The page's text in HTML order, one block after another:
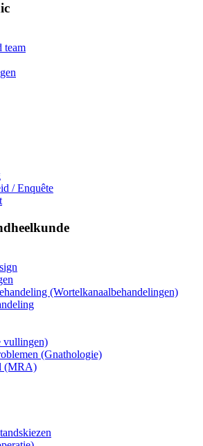
team
/ Enquête
(Wortelkanaalbehandelingen)
vullingen)
(Gnathologie)
(MRA)